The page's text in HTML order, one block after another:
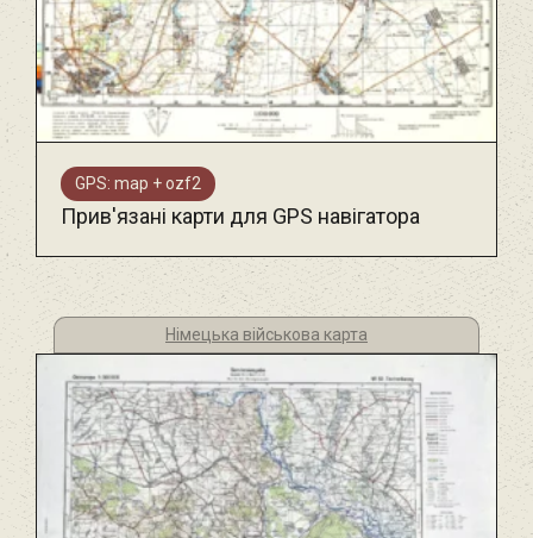
GPS: map + ozf2
Прив'язані карти для GPS навігатора
Німецька військова карта